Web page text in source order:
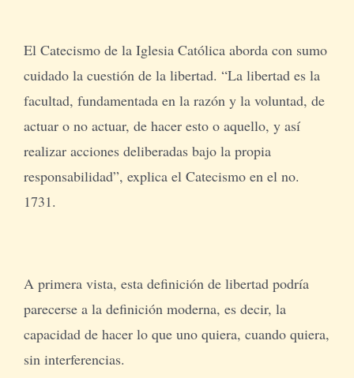
El Catecismo de la Iglesia Católica aborda con sumo
cuidado la cuestión de la libertad. “La libertad es la
facultad, fundamentada en la razón y la voluntad, de
actuar o no actuar, de hacer esto o aquello, y así
realizar acciones deliberadas bajo la propia
responsabilidad”, explica el Catecismo en el no.
1731.
A primera vista, esta definición de libertad podría
parecerse a la definición moderna, es decir, la
capacidad de hacer lo que uno quiera, cuando quiera,
sin interferencias.